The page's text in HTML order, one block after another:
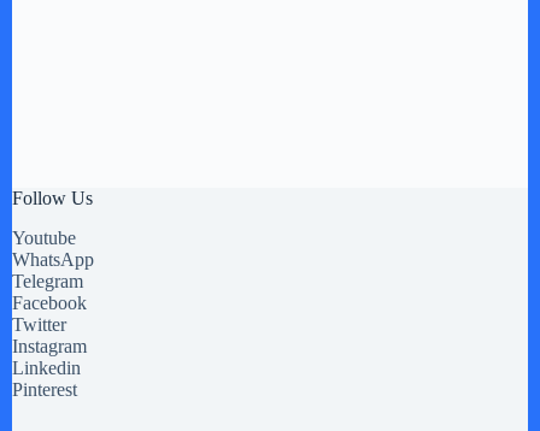
Follow Us
Youtube
WhatsApp
Telegram
Facebook
Twitter
Instagram
Linkedin
Pinterest